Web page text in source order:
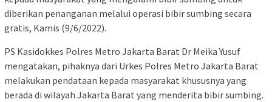
diberikan penanganan melalui operasi bibir sumbing secara
gratis, Kamis (9/6/2022).
PS Kasidokkes Polres Metro Jakarta Barat Dr Meika Yusuf
mengatakan, pihaknya dari Urkes Polres Metro Jakarta Barat
melakukan pendataan kepada masyarakat khususnya yang
berada di wilayah Jakarta Barat yang menderita bibir sumbing.